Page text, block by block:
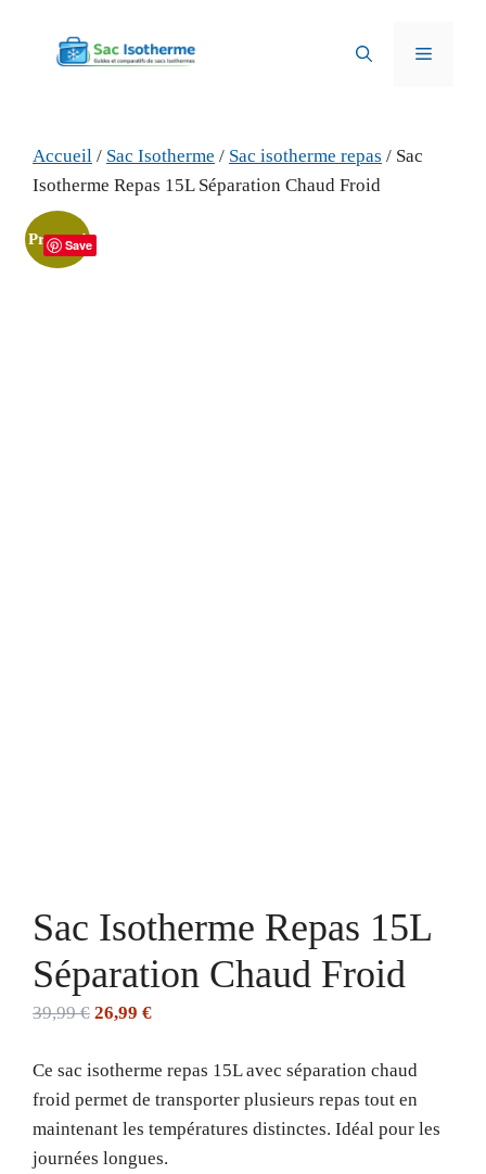
contenu
Menu
Accueil / Sac Isotherme / Sac isotherme repas / Sac
Isotherme Repas 15L Séparation Chaud Froid
Promo !
Save
Sac Isotherme Repas 15L
Séparation Chaud Froid
39,99€ Le
initial
était :
39,99 €.
26,99 €Le
actuel
est :
26,99 €.
Ce sac isotherme repas 15L avec séparation chaud
froid permet de transporter plusieurs repas tout en
maintenant les températures distinctes. Idéal pour les
journées longues.